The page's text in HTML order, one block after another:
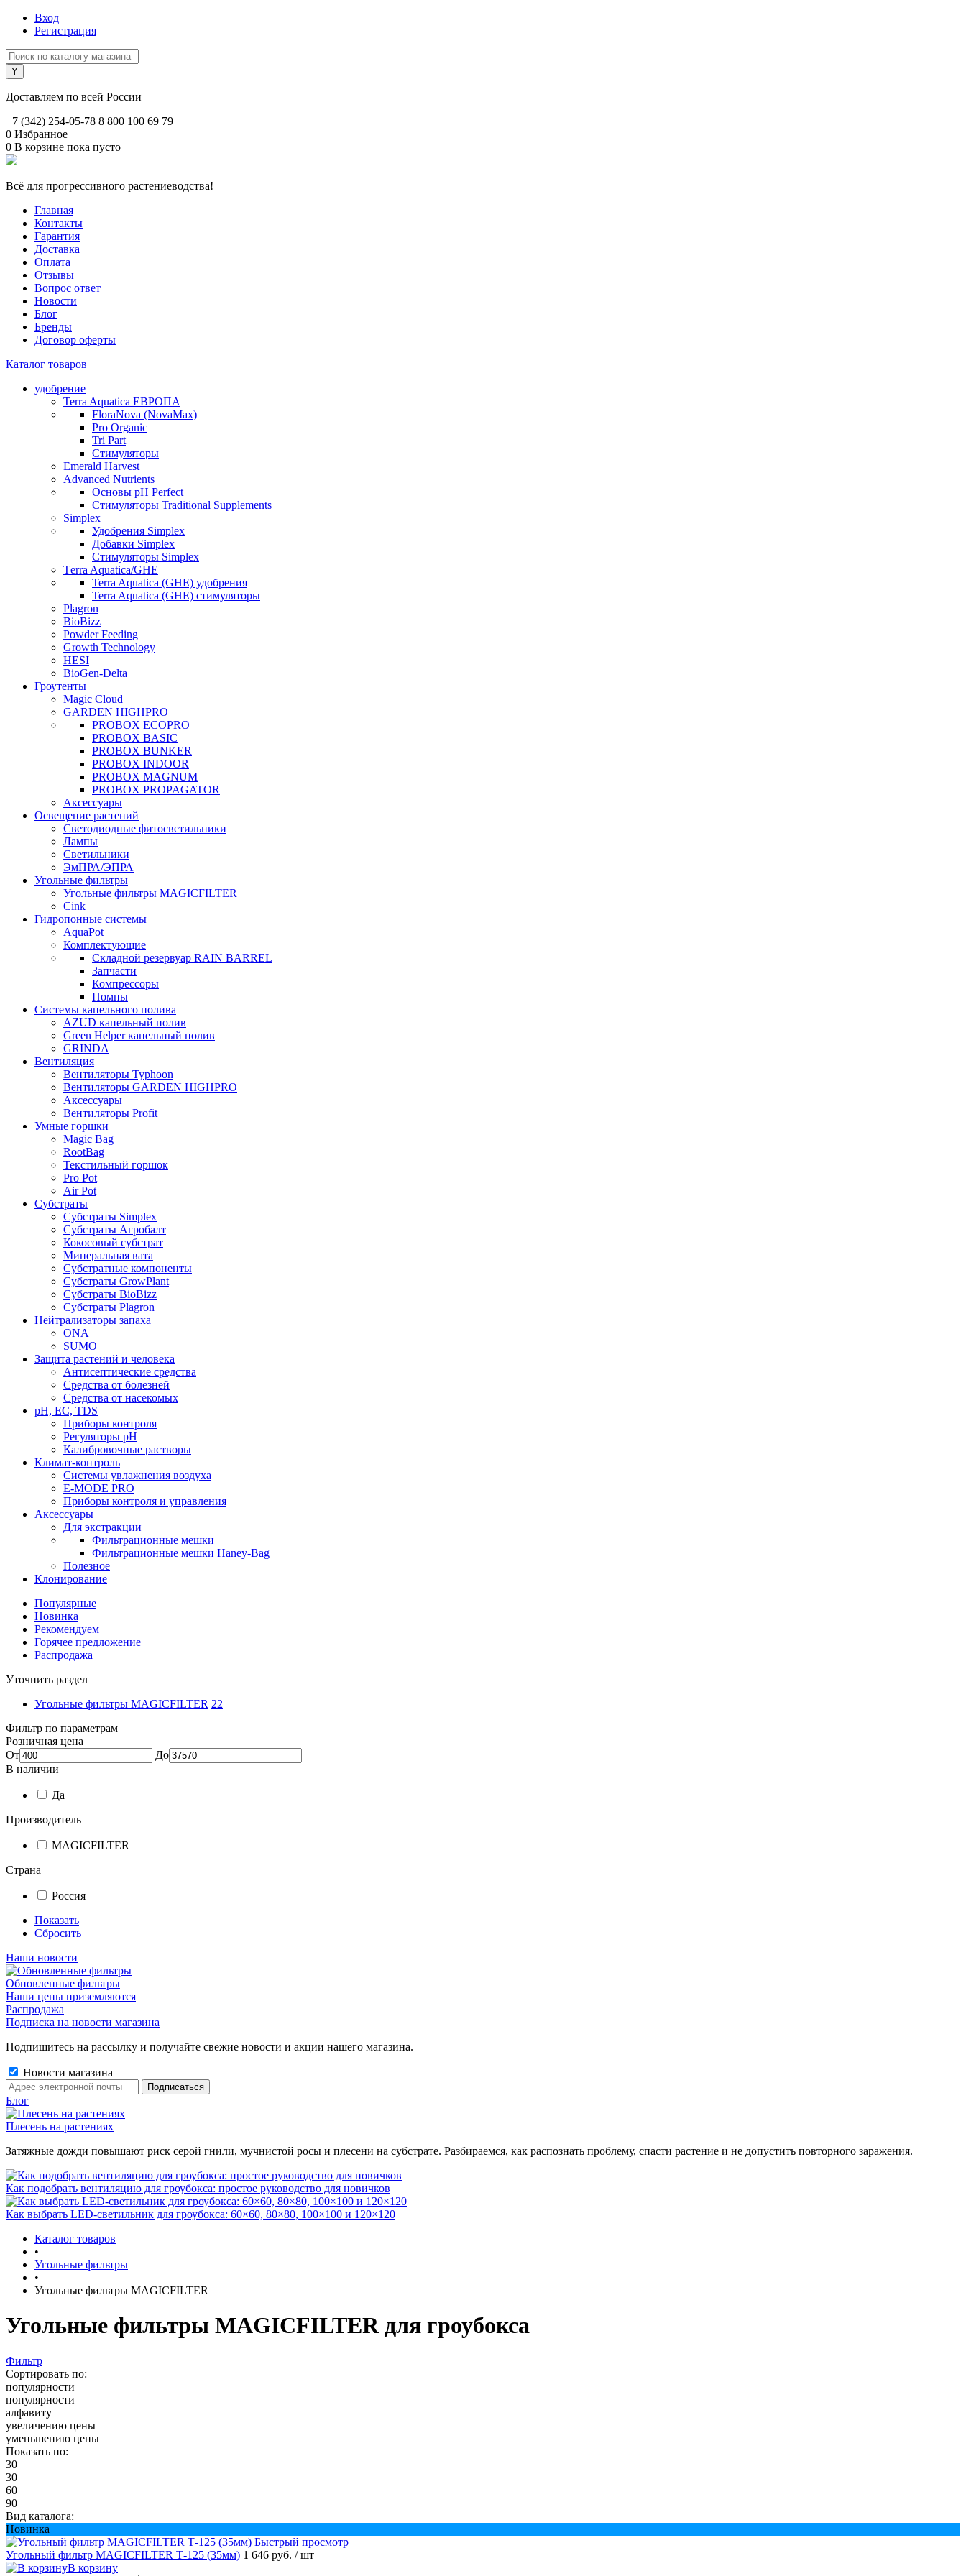
Вход
Регистрация
Доставляем по всей России
+7 (342) 254-05-78 8 800 100 69 79
0 Избранное
0 В корзине пока пусто
Всё для прогрессивного растениеводства!
Главная
Контакты
Гарантия
Доставка
Оплата
Отзывы
Вопрос ответ
Новости
Блог
Бренды
Договор оферты
Каталог товаров
удобрение
Terra Aquatica ЕВРОПА
FloraNova (NovaMax)
Pro Organic
Tri Part
Стимуляторы
Emerald Harvest
Advanced Nutrients
Основы pH Perfect
Стимуляторы Traditional Supplements
Simplex
Удобрения Simplex
Добавки Simplex
Стимуляторы Simplex
Тerra Aquatica/GHE
Terra Aquatica (GHE) удобрения
Terra Aquatica (GHE) стимуляторы
Plagron
BioBizz
Powder Feeding
Growth Technology
HESI
BioGen-Delta
Гроутенты
Magic Cloud
GARDEN HIGHPRO
PROBOX ECOPRO
PROBOX BASIC
PROBOX BUNKER
PROBOX INDOOR
PROBOX MAGNUM
PROBOX PROPAGATOR
Аксессуары
Освещение растений
Светодиодные фитосветильники
Лампы
Светильники
ЭмПРА/ЭПРА
Угольные фильтры
Угольные фильтры MAGICFILTER
Cink
Гидропонные системы
AquaPot
Комплектующие
Складной резервуар RAIN BARREL
Запчасти
Компрессоры
Помпы
Системы капельного полива
AZUD капельный полив
Green Helper капельный полив
GRINDA
Вентиляция
Вентиляторы Typhoon
Вентиляторы GARDEN HIGHPRO
Аксессуары
Вентиляторы Profit
Умные горшки
Magic Bag
RootBag
Текстильный горшок
Pro Pot
Air Pot
Субстраты
Субстраты Simplex
Субстраты Агробалт
Кокосовый субстрат
Минеральная вата
Субстратные компоненты
Субстраты GrowPlant
Субстраты BioBizz
Субстраты Plagron
Нейтрализаторы запаха
ONA
SUMO
Защита растений и человека
Антисептические средства
Средства от болезней
Средства от насекомых
pH, EC, TDS
Приборы контроля
Регуляторы pH
Калибровочные растворы
Климат-контроль
Системы увлажнения воздуха
E-MODE PRO
Приборы контроля и управления
Аксессуары
Для экстракции
Фильтрационные мешки
Фильтрационные мешки Haney-Bag
Полезное
Клонирование
Популярные
Новинка
Рекомендуем
Горячее предложение
Распродажа
Уточнить раздел
Угольные фильтры MAGICFILTER 22
Фильтр по параметрам
Розничная цена
От
До
В наличии
Да
Производитель
MAGICFILTER
Страна
Россия
Показать
Сбросить
Наши новости
Обновленные фильтры
Наши цены приземляются
Распродажа
Подписка на новости магазина
Подпишитесь на рассылку и получайте свежие новости и акции нашего магазина.
Новости магазина
Блог
Плесень на растениях
Затяжные дожди повышают риск серой гнили, мучнистой росы и плесени на субстрате. Разбираемся, как распознать проблему, спасти растение и не допустить повторного заражения.
Как подобрать вентиляцию для гроубокса: простое руководство для новичков
Как выбрать LED-светильник для гроубокса: 60×60, 80×80, 100×100 и 120×120
Каталог товаров
•
Угольные фильтры
•
Угольные фильтры MAGICFILTER
Угольные фильтры MAGICFILTER для гроубокса
Фильтр
Сортировать по:
популярности
популярности
алфавиту
увеличению цены
уменьшению цены
Показать по:
30
30
60
90
Вид каталога:
Новинка
Быстрый просмотр
Угольный фильтр MAGICFILTER Т-125 (35мм) 1 646 руб. / шт
В корзину